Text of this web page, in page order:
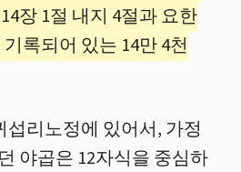
장 1절 내지 4절과 요한
록되어 있는 14만 4천
리노정에 있어서, 가정
야곱은 12자식을 중심하